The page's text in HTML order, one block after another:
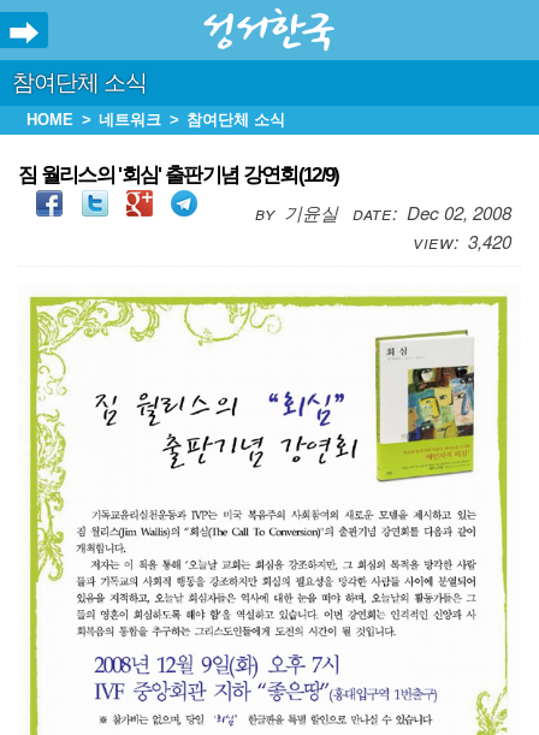
참여단체 소식
HOME 네트워크 참여단체 소식
짐 월리스의 '회심' 출판기념 강연회(12/9)
기윤실
Dec 02, 2008
3,420